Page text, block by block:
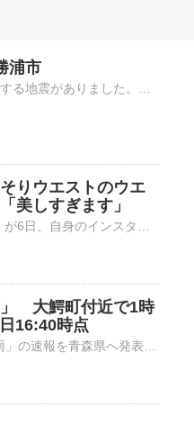
浦市
りウエストのウエ
美しすぎます」
」 大鰐町付近で1時
16:40時点